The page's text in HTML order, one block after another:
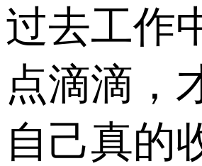
过去工作
点滴滴，
自己真的